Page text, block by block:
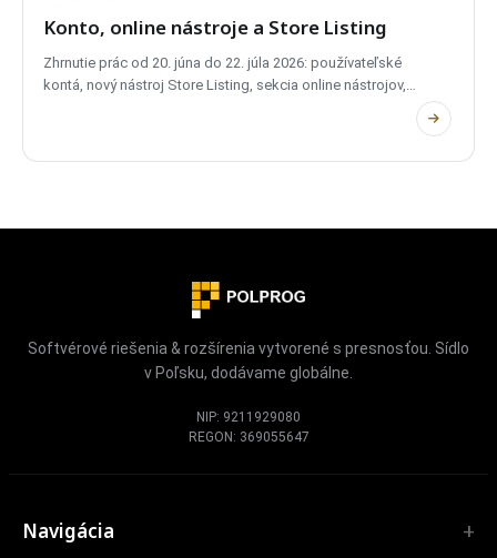
Konto, online nástroje a Store Listing
Zhrnutie prác od 20. júna do 22. júla 2026: používateľské
kontá, nový nástroj Store Listing, sekcia online nástrojov,
Softvérové riešenia & rozšírenia vytvorené s presnosťou. Sídlo
v Poľsku, dodávame globálne.
NIP: 9211929080
REGON: 369055647
Navigácia